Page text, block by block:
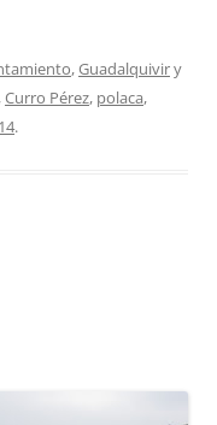
,Guadalquiviry
,Curro Pérez, polaca,
.